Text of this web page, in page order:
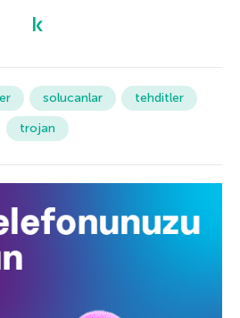
solucanlar
tehditler
trojan